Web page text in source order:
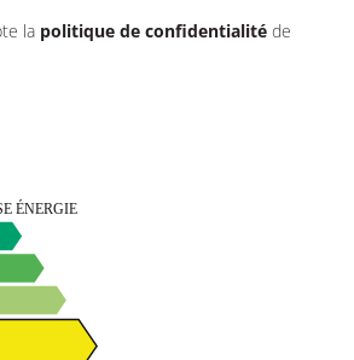
la politique de confidentialité de